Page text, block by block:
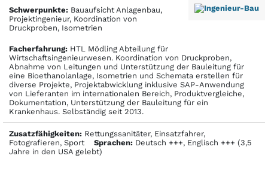
Schwerpunkte: Bauaufsicht Anlagenbau,
Projektingenieur, Koordination von
Druckproben, Isometrien
Facher­fahrung: HTL Mödling Abteilung für
Wirtschaftsingenieurwesen. Koordination von Druckproben,
Abnahme von Leitungen und Unterstützung der Bauleitung für
eine Bioethanolanlage, Isometrien und Schemata erstellen für
diverse Projekte, Projektabwicklung inklusive SAP-Anwendung
von Lieferanten im internationalen Bereich, Produktvergleiche,
Dokumentation, Unterstützung der Bauleitung für ein
Krankenhaus. Selbständig seit 2013.
Zusatzfähigkeiten: Rettungssanitäter, Einsatzfahrer,
Fotografieren, Sport Sprachen: Deutsch +++, Englisch +++ (3,5
Jahre in den USA gelebt)